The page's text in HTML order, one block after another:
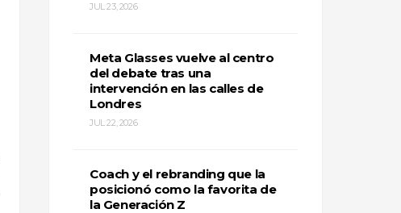
JUL 23, 2026
Meta Glasses vuelve al centro
del debate tras una
intervención en las calles de
Londres
JUL 22, 2026
Coach y el rebranding que la
posicionó como la favorita de
la Generación Z